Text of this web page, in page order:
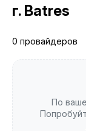
г. Batres
0 провайдеров
По